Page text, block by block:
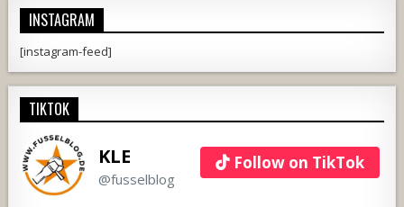
INSTAGRAM
[instagram-feed]
TIKTOK
KLE
@fusselblog
Follow on TikTok